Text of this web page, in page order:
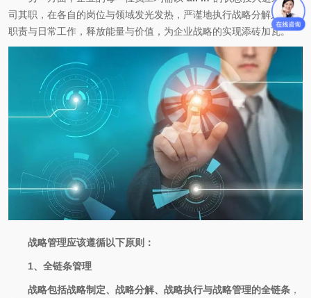
司其职，在各自的岗位与领域发光发热，严谨地执行战略分解之下的
职责与日常工作，释放能量与价值，为企业战略的实现添砖加瓦。
战略管理应该遵循以下原则：
1、全链条管理
战略包括战略制定、战略分解、战略执行与战略管理的全链条 ，